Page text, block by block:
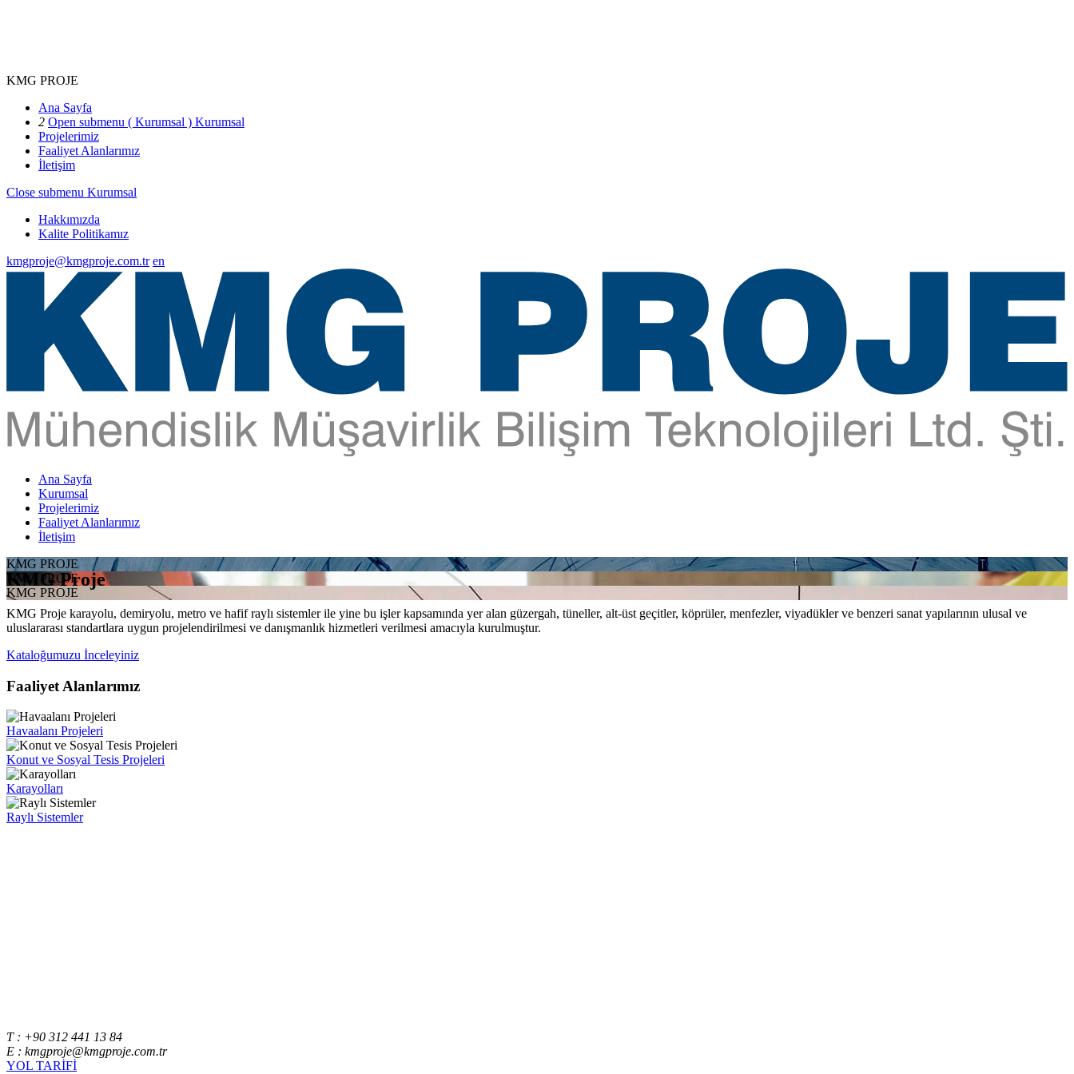
KMG PROJE
Ana Sayfa
2 Open submenu ( Kurumsal ) Kurumsal
Projelerimiz
Faaliyet Alanlarımız
İletişim
Close submenu Kurumsal
Hakkımızda
Kalite Politikamız
kmgproje@kmgproje.com.tr en
Ana Sayfa
Kurumsal
Projelerimiz
Faaliyet Alanlarımız
İletişim
KMG PROJE
KMG PROJE
KMG PROJE
KMG Proje
KMG Proje karayolu, demiryolu, metro ve hafif raylı sistemler ile yine bu işler kapsamında yer alan güzergah, tüneller, alt-üst geçitler, köprüler, menfezler, viyadükler ve benzeri sanat yapılarının ulusal ve
uluslararası standartlara uygun projelendirilmesi ve danışmanlık hizmetleri verilmesi amacıyla kurulmuştur.
Kataloğumuzu İnceleyiniz
Faaliyet Alanlarımız
Havaalanı Projeleri
Konut ve Sosyal Tesis Projeleri
Karayolları
Raylı Sistemler
T : +90 312 441 13 84
E : kmgproje@kmgproje.com.tr
YOL TARİFİ